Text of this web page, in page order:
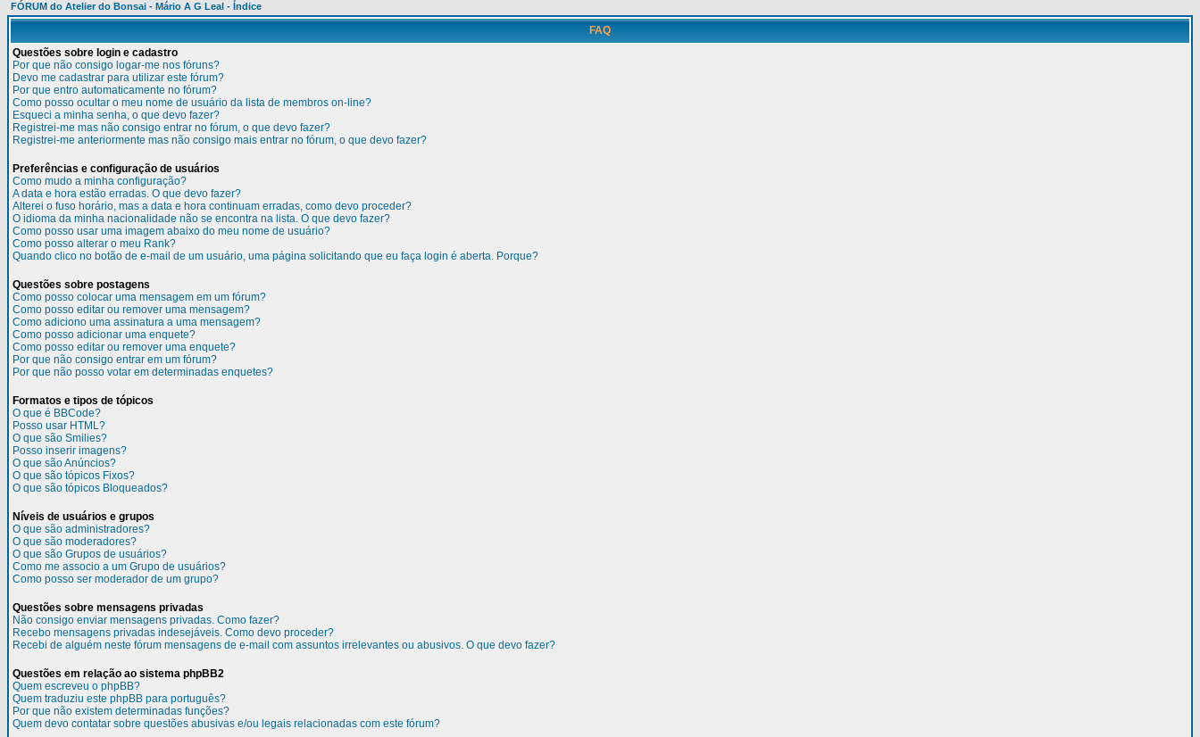
FÓRUM do Atelier do Bonsai - Mário A G Leal - Índice
FAQ
Questões sobre login e cadastro
Por que não consigo logar-me nos fóruns?
Devo me cadastrar para utilizar este fórum?
Por que entro automaticamente no fórum?
Como posso ocultar o meu nome de usuário da lista de membros on-line?
Esqueci a minha senha, o que devo fazer?
Registrei-me mas não consigo entrar no fórum, o que devo fazer?
Registrei-me anteriormente mas não consigo mais entrar no fórum, o que devo fazer?
Preferências e configuração de usuários
Como mudo a minha configuração?
A data e hora estão erradas. O que devo fazer?
Alterei o fuso horário, mas a data e hora continuam erradas, como devo proceder?
O idioma da minha nacionalidade não se encontra na lista. O que devo fazer?
Como posso usar uma imagem abaixo do meu nome de usuário?
Como posso alterar o meu Rank?
Quando clico no botão de e-mail de um usuário, uma página solicitando que eu faça login é aberta. Porque?
Questões sobre postagens
Como posso colocar uma mensagem em um fórum?
Como posso editar ou remover uma mensagem?
Como adiciono uma assinatura a uma mensagem?
Como posso adicionar uma enquete?
Como posso editar ou remover uma enquete?
Por que não consigo entrar em um fórum?
Por que não posso votar em determinadas enquetes?
Formatos e tipos de tópicos
O que é BBCode?
Posso usar HTML?
O que são Smilies?
Posso inserir imagens?
O que são Anúncios?
O que são tópicos Fixos?
O que são tópicos Bloqueados?
Níveis de usuários e grupos
O que são administradores?
O que são moderadores?
O que são Grupos de usuários?
Como me associo a um Grupo de usuários?
Como posso ser moderador de um grupo?
Questões sobre mensagens privadas
Não consigo enviar mensagens privadas. Como fazer?
Recebo mensagens privadas indesejáveis. Como devo proceder?
Recebi de alguém neste fórum mensagens de e-mail com assuntos irrelevantes ou abusivos. O que devo fazer?
Questões em relação ao sistema phpBB2
Quem escreveu o phpBB?
Quem traduziu este phpBB para português?
Por que não existem determinadas funções?
Quem devo contatar sobre questões abusivas e/ou legais relacionadas com este fórum?